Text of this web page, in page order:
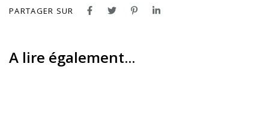
PARTAGER SUR
A lire également...